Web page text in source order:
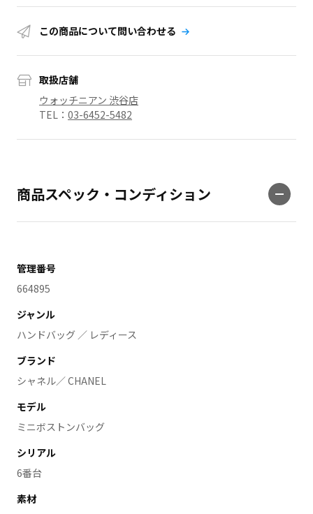
この商品について問い合わせる
取扱店舗
ウォッチニアン 渋谷店
TEL： 03-6452-5482
商品スペック・コンディション
管理番号
664895
ジャンル
ハンドバッグ ／ レディース
ブランド
シャネル／ CHANEL
モデル
ミニボストンバッグ
シリアル
6番台
素材